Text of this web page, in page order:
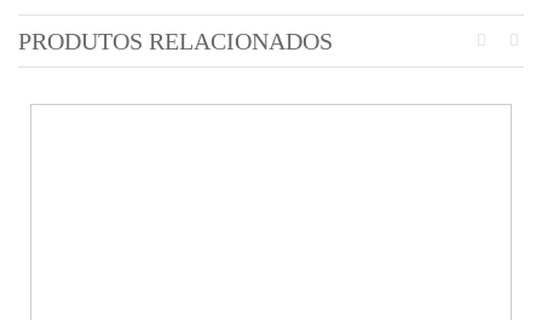
PRODUTOS RELACIONADOS